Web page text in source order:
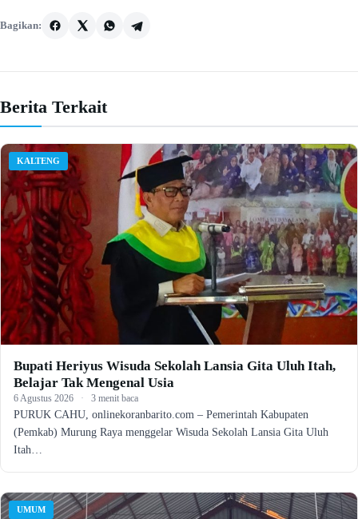
Bagikan:
Berita Terkait
KALTENG
Bupati Heriyus Wisuda Sekolah Lansia Gita Uluh Itah,
Belajar Tak Mengenal Usia
6 Agustus 2026 · 3 menit baca
PURUK CAHU, onlinekoranbarito.com – Pemerintah Kabupaten
(Pemkab) Murung Raya menggelar Wisuda Sekolah Lansia Gita Uluh
Itah…
UMUM